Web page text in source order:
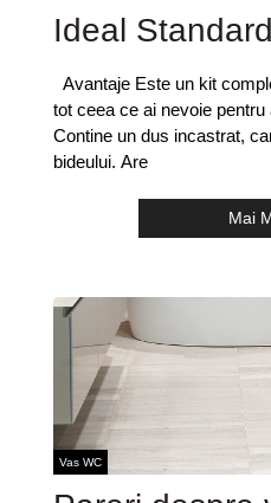
Ideal
Avantaje Este un kit
tot ceea ce ai nevoie
Contine un dus incastrat,
bideului. Are
Mai
Vas WC